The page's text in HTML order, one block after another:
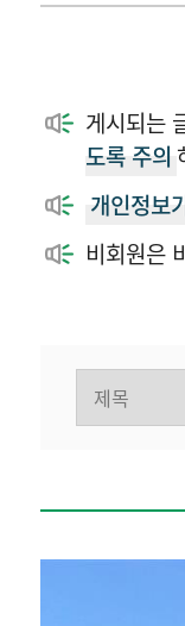
게시되는
도록 주의
개인정보
비회원은